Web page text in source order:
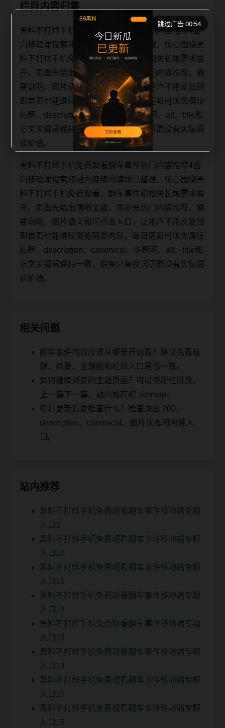
栏目内容归集
黑料不打烊手机免费观看翻车事件热门内容推荐4面
向移动端搜索和站内连续阅读场景整理，核心围绕黑
料不打烊手机免费观看、翻车事件和相关长尾需求展
开。页面先给出清晰主题，再补充热门内容推荐、摘
要说明、图片语义和可点击入口，让用户不用反复回
到首页也能继续浏览同类内容。每日更新时优先保证
标题、description、canonical、主题图、alt、title和
正文关键词保持一致，避免只替换词语而没有实际阅
读价值。
黑料不打烊手机免费观看翻车事件热门内容推荐4面
向移动端搜索和站内连续阅读场景整理，核心围绕黑
料不打烊手机免费观看、翻车事件和相关长尾需求展
开。页面先给出清晰主题，再补充热门内容推荐、摘
要说明、图片语义和可点击入口，让用户不用反复回
到首页也能继续浏览同类内容。每日更新时优先保证
标题、description、canonical、主题图、alt、title和
正文关键词保持一致，避免只替换词语而没有实际阅
读价值。
相关问题
翻车事件内容应该从哪里开始看？建议先看标
题、摘要、主题图和栏目入口是否一致。
如何继续浏览同主题页面？可以使用栏目页、
上一篇下一篇、站内推荐和 sitemap。
每日更新后要检查什么？检查页面 200、
description、canonical、图片状态和内链入
口。
站内推荐
黑料不打烊手机免费观看翻车事件移动端专题
入口1
黑料不打烊手机免费观看翻车事件移动端专题
入口10
黑料不打烊手机免费观看翻车事件移动端专题
入口11
黑料不打烊手机免费观看翻车事件移动端专题
入口12
黑料不打烊手机免费观看翻车事件移动端专题
入口13
黑料不打烊手机免费观看翻车事件移动端专题
入口14
黑料不打烊手机免费观看翻车事件移动端专题
入口15
黑料不打烊手机免费观看翻车事件移动端专题
入口16
跳过广告 00:54